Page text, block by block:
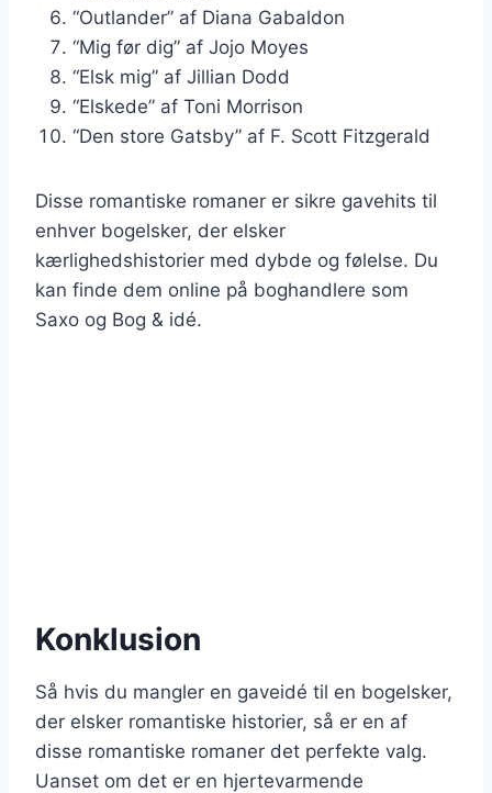
“Outlander” af Diana Gabaldon
“Mig før dig” af Jojo Moyes
“Elsk mig” af Jillian Dodd
“Elskede” af Toni Morrison
“Den store Gatsby” af F. Scott Fitzgerald
Disse romantiske romaner er sikre gavehits til
enhver bogelsker, der elsker
kærlighedshistorier med dybde og følelse. Du
kan finde dem online på boghandlere som
Saxo og Bog & idé.
Konklusion
Så hvis du mangler en gaveidé til en bogelsker,
der elsker romantiske historier, så er en af
disse romantiske romaner det perfekte valg.
Uanset om det er en hjertevarmende